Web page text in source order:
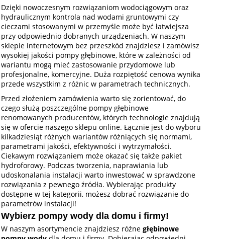
Dzięki nowoczesnym rozwiązaniom wodociągowym oraz
hydraulicznym kontrola nad wodami gruntowymi czy
cieczami stosowanymi w przemyśle może być łatwiejsza
przy odpowiednio dobranych urządzeniach. W naszym
sklepie internetowym bez przeszkód znajdziesz i zamówisz
wysokiej jakości pompy głębinowe, które w zależności od
wariantu mogą mieć zastosowanie przydomowe lub
profesjonalne, komercyjne. Duża rozpiętość cenowa wynika
przede wszystkim z różnic w parametrach technicznych.
Przed złożeniem zamówienia warto się zorientować, do
czego służą poszczególne pompy głębinowe
renomowanych producentów, których technologie znajdują
się w ofercie naszego sklepu online. Łącznie jest do wyboru
kilkadziesiąt różnych wariantów różniących się normami,
parametrami jakości, efektywności i wytrzymałości.
Ciekawym rozwiązaniem może okazać się także pakiet
hydroforowy. Podczas tworzenia, naprawiania lub
udoskonalania instalacji warto inwestować w sprawdzone
rozwiązania z pewnego źródła. Wybierając produkty
dostępne w tej kategorii, możesz dobrać rozwiązanie do
parametrów instalacji!
Wybierz pompy wody dla domu i firmy!
W naszym asortymencie znajdziesz różnegłębinowe